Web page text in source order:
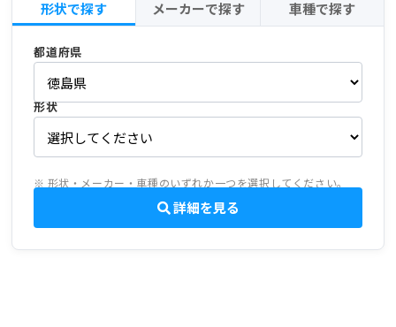
形状で探す メーカーで探す 車種で探す
都道府県
形状
※ 形状・メーカー・車種のいずれか一つを選択してください。
詳細を見る